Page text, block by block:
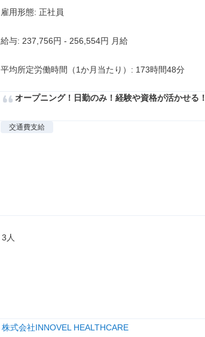
雇用形態: 正社員
給与: 237,756円 - 256,554円 月給
平均所定労働時間（1か月当たり）: 173時間48分
オープニング！日勤のみ！経験や資格が活かせる！
交通費支給
3人
株式会社INNOVEL HEALTHCARE